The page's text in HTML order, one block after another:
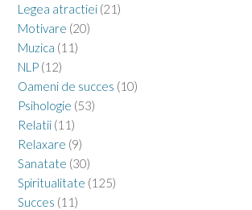
Legea atractiei (21)
Motivare (20)
Muzica (11)
NLP (12)
Oameni de succes (10)
Psihologie (53)
Relatii (11)
Relaxare (9)
Sanatate (30)
Spiritualitate (125)
Succes (11)